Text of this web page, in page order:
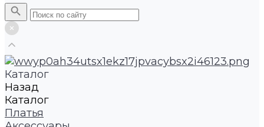
Каталог
Назад
Каталог
Платья